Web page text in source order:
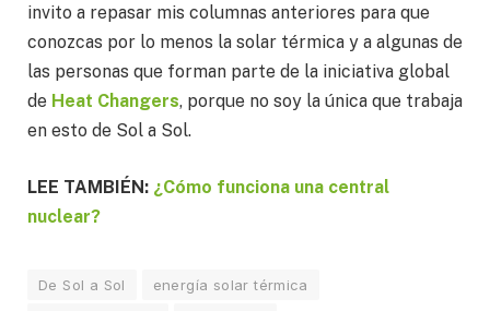
invito a repasar mis columnas anteriores para que
conozcas por lo menos la solar térmica y a algunas de
las personas que forman parte de la iniciativa global
de Heat Changers, porque no soy la única que trabaja
en esto de Sol a Sol.
LEE TAMBIÉN: ¿Cómo funciona una central
nuclear?
De Sol a Sol
energía solar térmica